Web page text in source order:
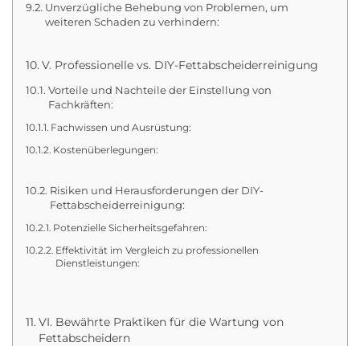
Unverzügliche Behebung von Problemen, um
weiteren Schaden zu verhindern:
V. Professionelle vs. DIY-Fettabscheiderreinigung
Vorteile und Nachteile der Einstellung von
Fachkräften:
Fachwissen und Ausrüstung:
Kostenüberlegungen:
Risiken und Herausforderungen der DIY-
Fettabscheiderreinigung:
Potenzielle Sicherheitsgefahren:
Effektivität im Vergleich zu professionellen
Dienstleistungen:
VI. Bewährte Praktiken für die Wartung von
Fettabscheidern